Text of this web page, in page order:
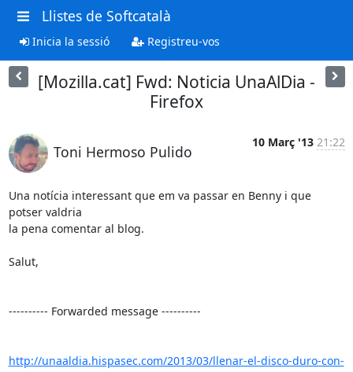
Llistes de Softcatalà
Inicia la sessió Registreu-vos
[Mozilla.cat] Fwd: Noticia UnaAlDia -
Firefox
Toni Hermoso Pulido
10 Març '13 21:22
Una notícia interessant que em va passar en Benny i que
potser valdria
la pena comentar al blog.
Salut,
---------- Forwarded message ----------
http://unaaldia.hispasec.com/2013/03/llenar-el-disco-duro-con-